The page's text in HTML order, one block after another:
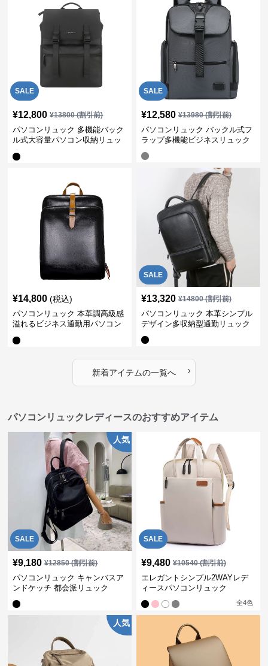
SALE
¥12,800 ¥13800(割引前)
パソコンリュック 多機能バック
ル式大容量パソコン収納リュッ
SALE
¥12,580 ¥13980(割引前)
パソコンリュック バックル式フ
ラップ多機能ビジネスリュック
¥14,800 (税込)
パソコンリュック 本革調高級感
溢れるビジネス通勤用パソコン
SALE
¥13,320 ¥14800(割引前)
パソコンリュック 本革シンプル
デザイン多収納型通勤リュック
新着アイテムの一覧へ ›
パソコンリュックレディースのおすすめアイテム
SALE
人気
¥9,180 ¥12850(割引前)
パソコンリュック キャンバスア
ンドケッチ 都会派リュック
SALE
¥9,480 ¥10540(割引前)
エレガントシンプル2WAYレデ
ィースパソコンリュック
全4色
人気